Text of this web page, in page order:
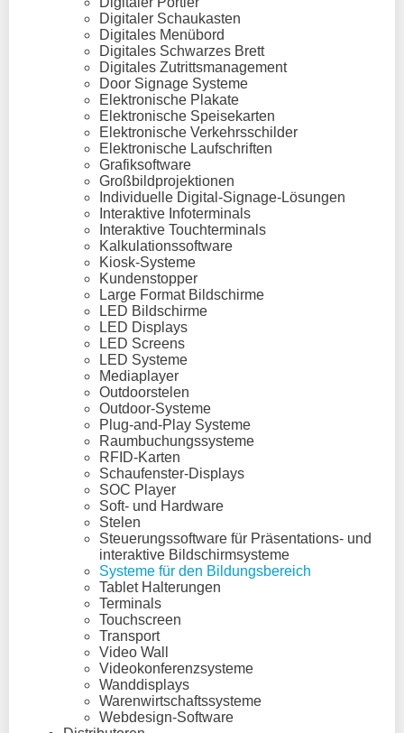
Digitaler Schaukasten
Digitales Menübord
Digitales Schwarzes Brett
Digitales Zutrittsmanagement
Door Signage Systeme
Elektronische Plakate
Elektronische Speisekarten
Elektronische Verkehrsschilder
Elektronische Laufschriften
Grafiksoftware
Großbildprojektionen
Individuelle Digital-Signage-Lösungen
Interaktive Infoterminals
Interaktive Touchterminals
Kalkulationssoftware
Kiosk-Systeme
Kundenstopper
Large Format Bildschirme
LED Bildschirme
LED Displays
LED Screens
LED Systeme
Mediaplayer
Outdoorstelen
Outdoor-Systeme
Plug-and-Play Systeme
Raumbuchungssysteme
RFID-Karten
Schaufenster-Displays
SOC Player
Soft- und Hardware
Stelen
Steuerungssoftware für Präsentations- und
interaktive Bildschirmsysteme
Systeme für den Bildungsbereich
Tablet Halterungen
Terminals
Touchscreen
Transport
Video Wall
Videokonferenzsysteme
Wanddisplays
Warenwirtschaftssysteme
Webdesign-Software